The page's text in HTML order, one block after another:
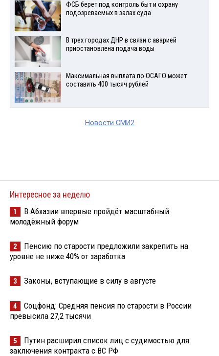
ФСБ берет под контроль быт и охрану
подозреваемых в залах суда
В трех городах ДНР в связи с аварией
приостановлена подача воды
Максимальная выплата по ОСАГО может
составить 400 тысяч рублей
Новости СМИ2
Интересное за неделю
1
В Абхазии впервые пройдёт масштабный
молодёжный форум
2
Пенсию по старости предложили закрепить на
уровне не ниже 40% от заработка
3 Законы, вступающие в силу в августе
4
Соцфонд: Средняя пенсия по старости в России
превысила 27,2 тысячи
5
Путин расширил список лиц с судимостью для
заключения контракта с ВС РФ